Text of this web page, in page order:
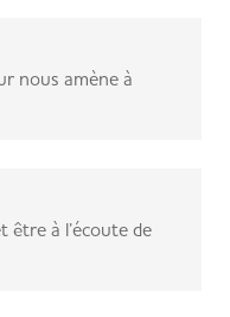
nous amène à
être à l’écoute de